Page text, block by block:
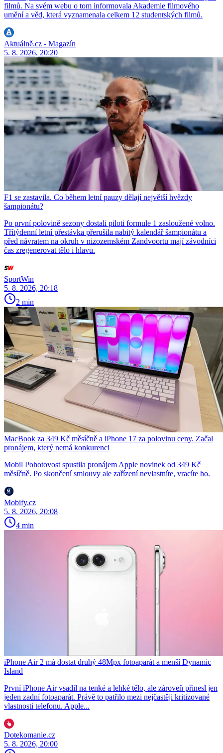
filmů. Na svém webu o tom informovala Akademie filmového
umění a věd, která vyznamenala celkem 12 studentských filmů.
Aktuálně.cz - Magazín
5. 8. 2026, 20:20
F1 se zastavila. Co během letní pauzy dělají největší hvězdy
šampionátu?
Po první polovině sezony dostali piloti formule 1 zasloužené volno.
Třítýdenní letní přestávka přerušila nabitý kalendář šampionátu a
před návratem na okruh v nizozemském Zandvoortu mají závodníci
čas zregenerovat tělo i hlavu.
SportWin
5. 8. 2026, 20:18
2 min
MacBook za 349 Kč měsíčně a iPhone 17 za polovinu ceny. Začal
pronájem, který nemá konkurenci
Mobil Pohotovost spustila pronájem Apple novinek od 349 Kč
měsíčně. Po skončení smlouvy ale zařízení nevlastníte, vracíte ho.
Mobify.cz
5. 8. 2026, 20:08
4 min
iPhone Air 2 má dostat druhý 48Mpx fotoaparát a menší Dynamic
Island
První iPhone Air vsadil na tenké a lehké tělo, ale zároveň přinesl jen
jeden zadní fotoaparát. Právě to patřilo mezi nejčastěji kritizované
vlastnosti telefonu. Apple...
Dotekomanie.cz
5. 8. 2026, 20:00